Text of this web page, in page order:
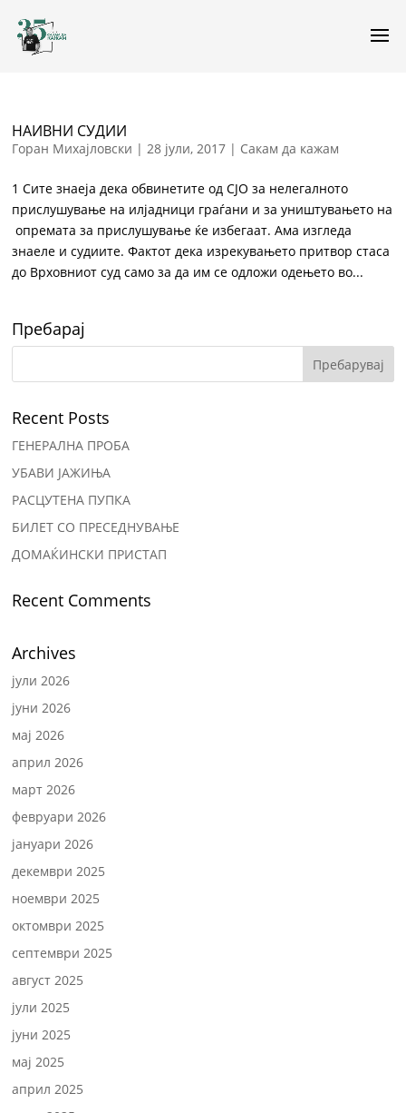
НАИВНИ СУДИИ
Горан Михајловски |28 јули, 2017 | Сакам да кажам
1 Сите знаеја дека обвинетите од СЈО за нелегалното
прислушување на илјадници граѓани и за уништувањето на
опремата за прислушување ќе избегаат. Ама изгледа
знаеле и судиите. Фактот дека изрекувањето притвор стаса
до Врховниот суд само за да им се одложи одењето во...
Пребарај
Recent Posts
ГЕНЕРАЛНА ПРОБА
УБАВИ ЈАЖИЊА
РАСЦУТЕНА ПУПКА
БИЛЕТ СО ПРЕСЕДНУВАЊЕ
ДОМАЌИНСКИ ПРИСТАП
Recent Comments
Archives
јули 2026
јуни 2026
мај 2026
април 2026
март 2026
февруари 2026
јануари 2026
декември 2025
ноември 2025
октомври 2025
септември 2025
август 2025
јули 2025
јуни 2025
мај 2025
април 2025